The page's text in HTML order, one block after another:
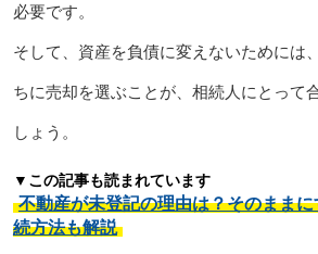
必要です。
そして、資産を負債に変えないためには
ちに売却を選ぶことが、相続人にとって
しょう。
▼この記事も読まれています
不動産が未登記の理由は？そのまま
続方法も解説